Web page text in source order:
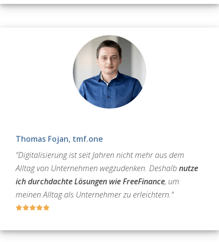
Thomas Fojan, tmf.one
"Digitalisierung ist seit Jahren nicht mehr aus dem
Alltag von Unternehmen wegzudenken. Deshalbnutze
ich durchdachte Lösungen wie FreeFinance, um
meinen Alltag als Unternehmer zu erleichtern."